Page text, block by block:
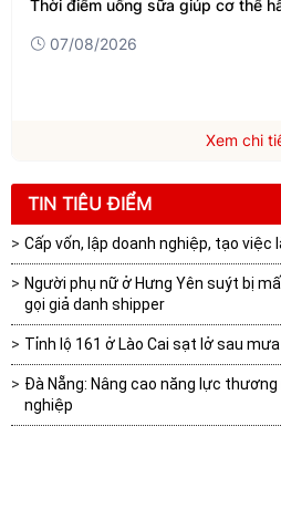
Thời điểm uống sữa giúp cơ thể
07/08/2026
Xem chi
TIN TIÊU ĐIỂM
Cấp vốn, lập doanh nghiệp, tạo việc
Người phụ nữ ở Hưng Yên suýt bị
gọi giả danh shipper
Tỉnh lộ 161 ở Lào Cai sạt lở sau
Đà Nẵng: Nâng cao năng lực
nghiệp